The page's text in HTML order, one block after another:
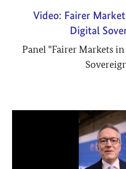
Video: Fairer
Digital
Panel "Fairer Markets